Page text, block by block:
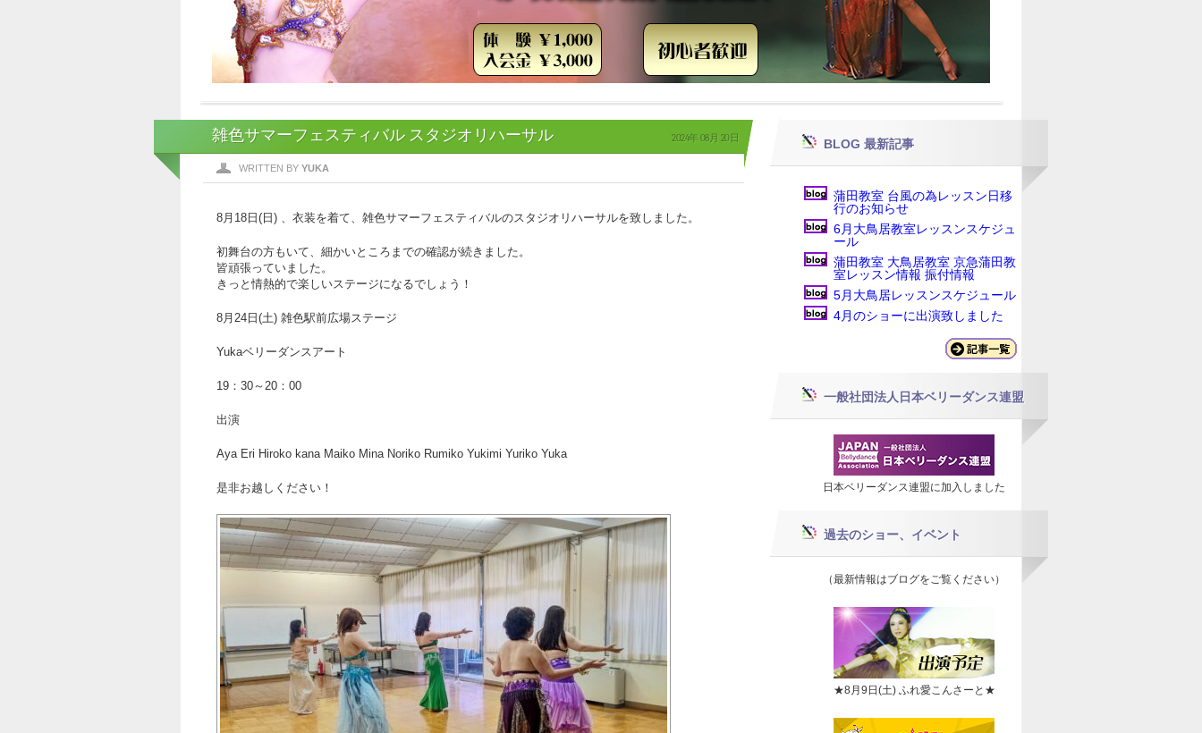
雑色サマーフェスティバル スタジオリハーサル 2024年 08月 20日
WRITTEN BY YUKA
8月18日(日) 、衣装を着て、雑色サマーフェスティバルのスタジオリハーサルを致しました。
初舞台の方もいて、細かいところまでの確認が続きました。
皆頑張っていました。
きっと情熱的で楽しいステージになるでしょう！
8月24日(土) 雑色駅前広場ステージ
Yukaベリーダンスアート
19：30～20：00
出演
Aya Eri Hiroko kana Maiko Mina Noriko Rumiko Yukimi Yuriko Yuka
是非お越しください！
BLOG 最新記事
蒲田教室 台風の為レッスン日移
行のお知らせ
6月大鳥居教室レッスンスケジュ
ール
蒲田教室 大鳥居教室 京急蒲田教
室レッスン情報 振付情報
5月大鳥居レッスンスケジュール
4月のショーに出演致しました
一般社団法人日本ベリーダンス連盟
日本ベリーダンス連盟に加入しました
過去のショー、イベント
（最新情報はブログをご覧ください）
★8月9日(土) ふれ愛こんさーと★